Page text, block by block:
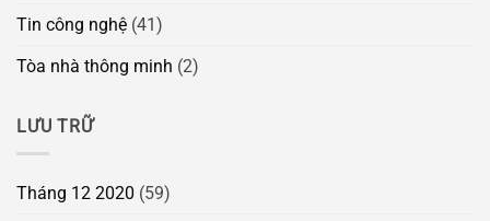
Tin công nghệ (41)
Tòa nhà thông minh (2)
LƯU TRỮ
Tháng 12 2020 (59)